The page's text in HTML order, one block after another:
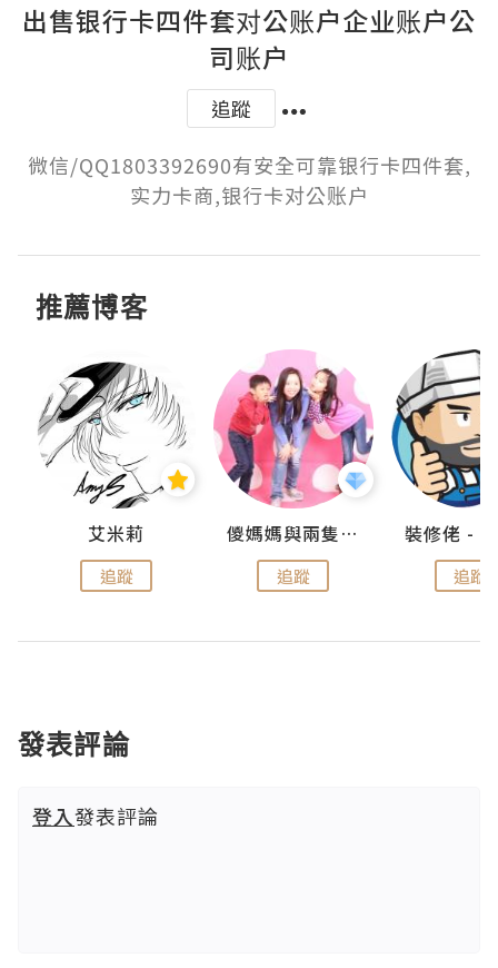
出售银行卡四件套对公账户企业账户公
司账户
追蹤
微信/QQ1803392690有安全可靠银行卡四件套,
实力卡商,银行卡对公账户
推薦博客
艾米莉
追蹤
儍媽媽與兩隻小魔怪之家
追蹤 追蹤
發表評論
登入發表評論